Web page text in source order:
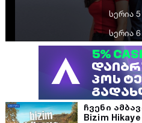
სერია 5
სერია 6
სერია 7
სერია 8
სერია 9
სერია
ჩვენი
Bizim Hikaye